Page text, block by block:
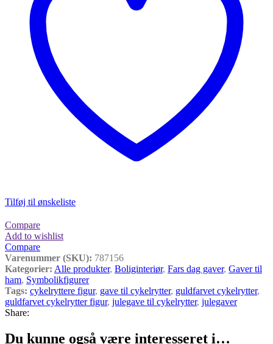
Tilføj til ønskeliste
Compare
Add to wishlist
Compare
Varenummer (SKU): 787156
Kategorier: Alle produkter, Boliginteriør, Fars dag gaver, Gaver til
ham, Symbolikfigurer
Tags: cykelryttere figur, gave til cykelrytter, guldfarvet cykelrytter,
guldfarvet cykelrytter figur, julegave til cykelrytter, julegaver
Share:
Du kunne også være interesseret i…